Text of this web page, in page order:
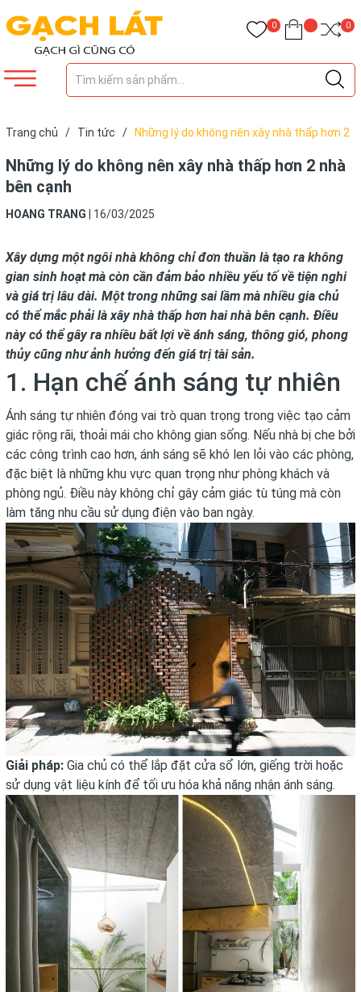
0 0
Trang chủ / Tin tức /
Những lý do không nên xây nhà thấp hơn 2
Những lý do không nên xây nhà thấp hơn 2 nhà
bên cạnh
HOANG TRANG 16/03/2025
Xây dựng một ngôi nhà không chỉ đơn thuần là tạo ra không
gian sinh hoạt mà còn cần đảm bảo nhiều yếu tố về tiện nghi
và giá trị lâu dài. Một trong những sai lầm mà nhiều gia chủ
có thể mắc phải là xây nhà thấp hơn hai nhà bên cạnh. Điều
này có thể gây ra nhiều bất lợi về ánh sáng, thông gió, phong
thủy cũng như ảnh hưởng đến giá trị tài sản.
1. Hạn chế ánh sáng tự nhiên
Ánh sáng tự nhiên đóng vai trò quan trọng trong việc tạo cảm
giác rộng rãi, thoải mái cho không gian sống. Nếu nhà bị che bởi
các công trình cao hơn, ánh sáng sẽ khó len lỏi vào các phòng,
đặc biệt là những khu vực quan trọng như phòng khách và
phòng ngủ. Điều này không chỉ gây cảm giác tù túng mà còn
làm tăng nhu cầu sử dụng điện vào ban ngày.
Giải pháp: Gia chủ có thể lắp đặt cửa sổ lớn, giếng trời hoặc
sử dụng vật liệu kính để tối ưu hóa khả năng nhận ánh sáng.